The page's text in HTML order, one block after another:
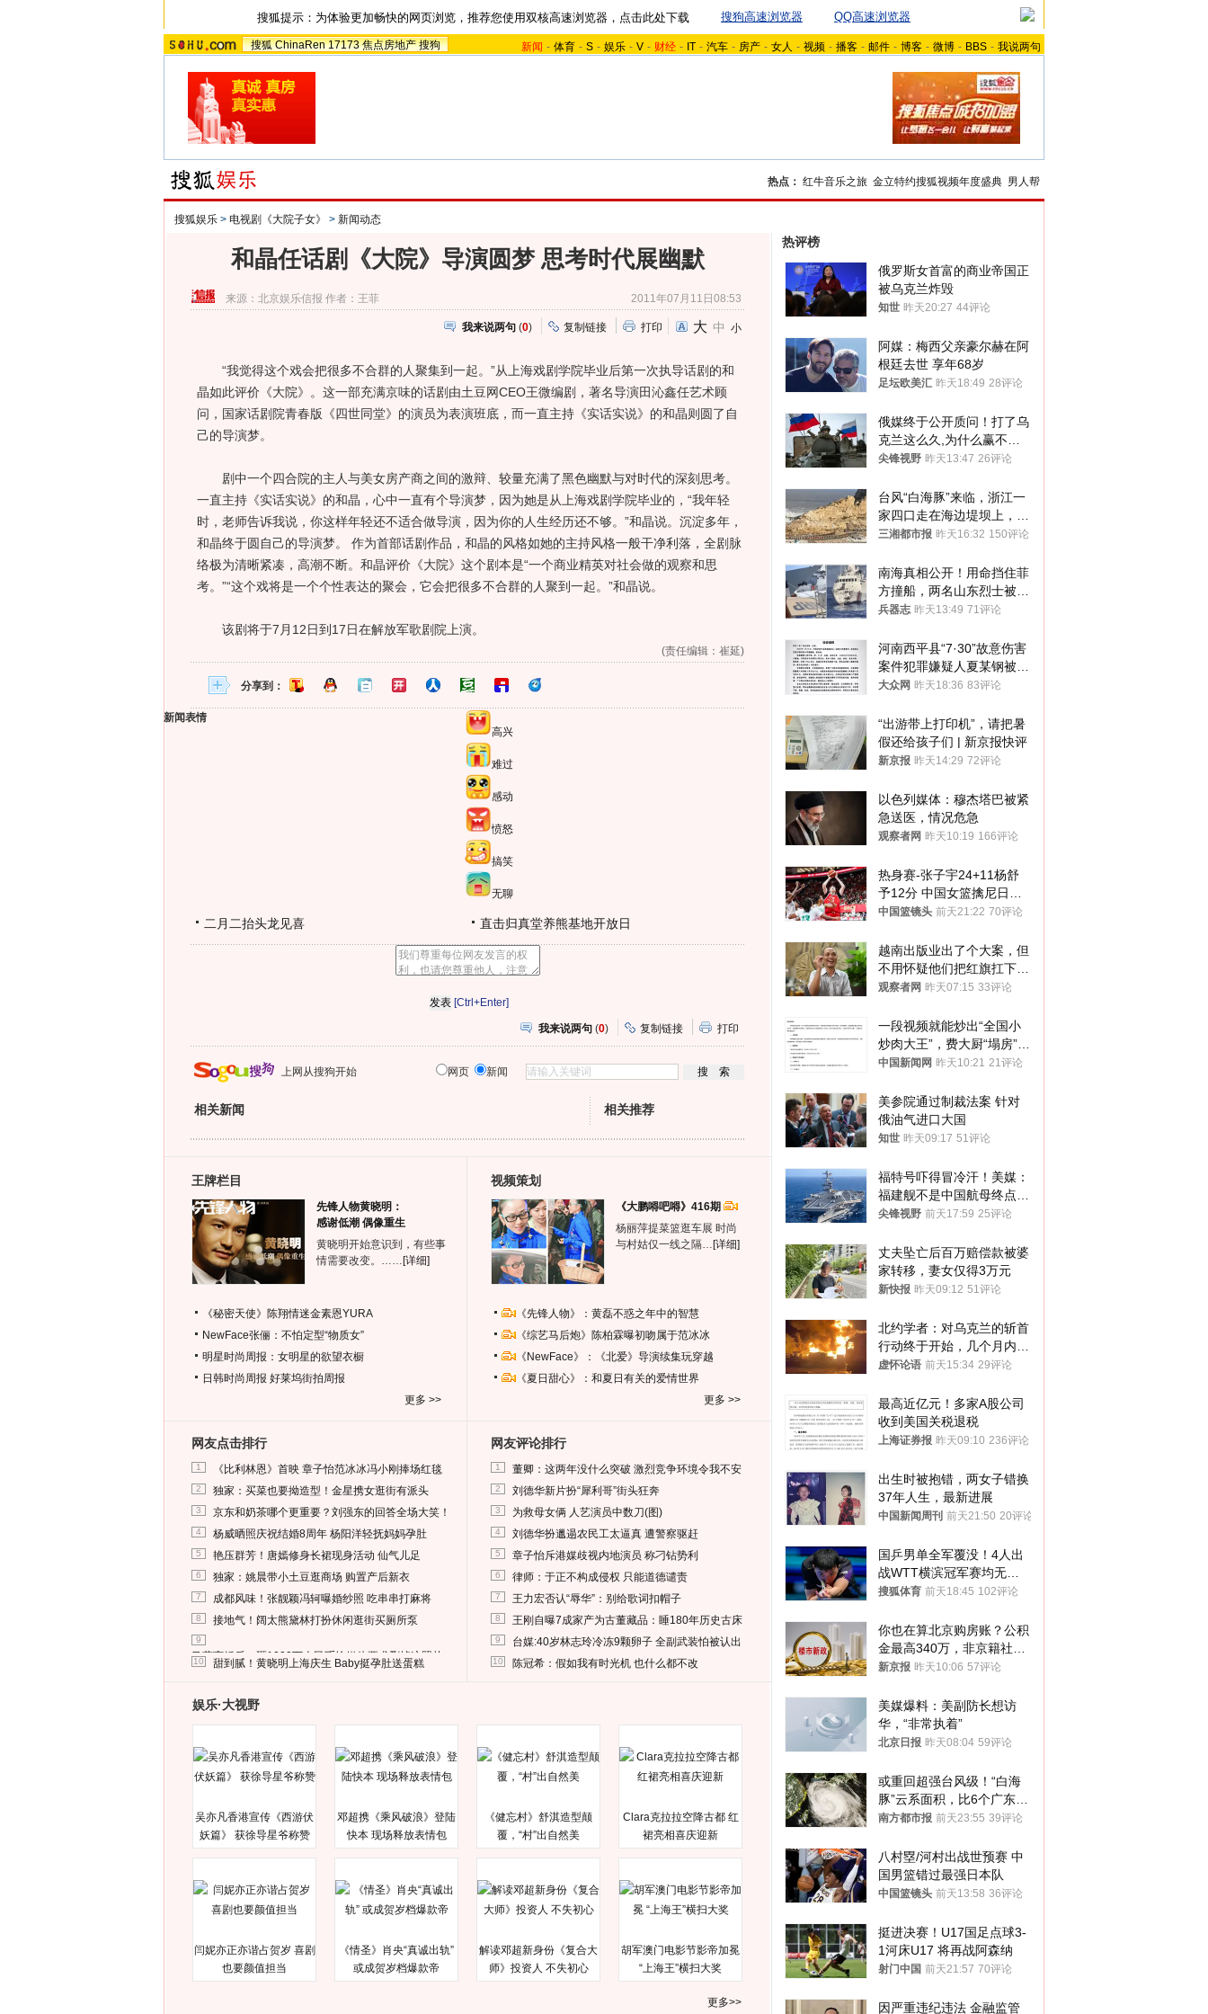
搜狐提示：为体验更加畅快的网页浏览，推荐您使用双核高速浏览器，点击此处下载 搜狗高速浏览器 QQ高速浏览器
搜狐 ChinaRen 17173 焦点房地产 搜狗 新闻 - 体育 - S - 娱乐 - V - 财经 - IT - 汽车 - 房产 - 女人 - 视频 - 播客 - 邮件 - 博客 - 微博 - BBS - 我说两句
热点： 红牛音乐之旅 金立特约搜狐视频年度盛典 男人帮
搜狐娱乐 > 电视剧《大院子女》 > 新闻动态
和晶任话剧《大院》导演圆梦 思考时代展幽默
来源： 北京娱乐信报 作者：王菲 2011年07月11日08:53
我来说两句 (0) 复制链接 打印 大 中 小
“我觉得这个戏会把很多不合群的人聚集到一起。”从上海戏剧学院毕业后第一次执导话剧的和
晶如此评价《大院》。这一部充满京味的话剧由土豆网CEO王微编剧，著名导演田沁鑫任艺术顾
问，国家话剧院青春版《四世同堂》的演员为表演班底，而一直主持《实话实说》的和晶则圆了自
己的导演梦。
剧中一个四合院的主人与美女房产商之间的激辩、较量充满了黑色幽默与对时代的深刻思考。
一直主持《实话实说》的和晶，心中一直有个导演梦，因为她是从上海戏剧学院毕业的，“我年轻
时，老师告诉我说，你这样年轻还不适合做导演，因为你的人生经历还不够。”和晶说。沉淀多年，
和晶终于圆自己的导演梦。 作为首部话剧作品，和晶的风格如她的主持风格一般干净利落，全剧脉
络极为清晰紧凑，高潮不断。和晶评价《大院》这个剧本是“一个商业精英对社会做的观察和思
考。”“这个戏将是一个个性表达的聚会，它会把很多不合群的人聚到一起。”和晶说。
该剧将于7月12日到17日在解放军歌剧院上演。
(责任编辑：崔延)
分享到：
新闻表情
高兴
难过
感动
愤怒
搞笑
无聊
二月二抬头龙见喜 直击归真堂养熊基地开放日
[Ctrl+Enter]
我来说两句 (0) 复制链接 打印
上网从搜狗开始 网页 新闻
相关新闻 相关推荐
王牌栏目
先锋人物黄晓明：
感谢低潮 偶像重生
黄晓明开始意识到，有些事
情需要改变。…… [详细]
《秘密天使》陈翔情迷金素恩YURA
NewFace张俪：不怕定型“物质女”
明星时尚周报：女明星的欲望衣橱
日韩时尚周报 好莱坞街拍周报
更多 >>
视频策划
《大鹏嘚吧嘚》416期
杨丽萍提菜篮逛车展 时尚
与村姑仅一线之隔… [详细]
《先锋人物》：黄磊不惑之年中的智慧
《综艺马后炮》陈柏霖曝初吻属于范冰冰
《NewFace》：《北爱》导演续集玩穿越
《夏日甜心》：和夏日有关的爱情世界
更多 >>
网友点击排行
1 《比利林恩》首映 章子怡范冰冰冯小刚捧场红毯
2 独家：买菜也要拗造型！金星携女逛街有派头
3 京东和奶茶哪个更重要？刘强东的回答全场大笑！
4 杨威晒照庆祝结婚8周年 杨阳洋轻抚妈妈孕肚
5 艳压群芳！唐嫣修身长裙现身活动 仙气儿足
6 独家：姚晨带小土豆逛商场 购置产后新衣
7 成都风味！张靓颖冯轲曝婚纱照 吃串串打麻将
8 接地气！阔太熊黛林打扮休闲逛街买厕所泵
9
马蓉离婚后，砸1000万人民币给媒体要求删掉这照片
10 甜到腻！黄晓明上海庆生 Baby挺孕肚送蛋糕
网友评论排行
1 董卿：这两年没什么突破 激烈竞争环境令我不安
2 刘德华新片扮“犀利哥”街头狂奔
3 为救母女俩 人艺演员中数刀(图)
4 刘德华扮邋遢农民工太逼真 遭警察驱赶
5 章子怡斥港媒歧视内地演员 称刁钻势利
6 律师：于正不构成侵权 只能道德谴责
7 王力宏否认“辱华”：别给歌词扣帽子
8 王刚自曝7成家产为古董藏品：睡180年历史古床
9 台媒:40岁林志玲冷冻9颗卵子 全副武装怕被认出
10 陈冠希：假如我有时光机 也什么都不改
娱乐·大视野
吴亦凡香港宣传《西游伏
妖篇》 获徐导星爷称赞
邓超携《乘风破浪》登陆
快本 现场释放表情包
《健忘村》舒淇造型颠
覆，“村”出自然美
Clara克拉拉空降古都 红
裙亮相喜庆迎新
闫妮亦正亦谐占贺岁 喜剧
也要颜值担当
《情圣》肖央“真诚出轨”
或成贺岁档爆款帝
解读邓超新身份《复合大
师》投资人 不失初心
胡军澳门电影节影帝加冕
“上海王”横扫大奖
更多>>
热评榜
俄罗斯女首富的商业帝国正
被乌克兰炸毁
知世 昨天20:27 44评论
阿媒：梅西父亲豪尔赫在阿
根廷去世 享年68岁
足坛欧美汇 昨天18:49 28评论
俄媒终于公开质问！打了乌
克兰这么久,为什么赢不了?
答案令人沉默
尖锋视野 昨天13:47 26评论
台风“白海豚”来临，浙江一
家四口走在海边堤坝上，其
中9岁男孩被巨浪卷入海
三湘都市报 昨天16:32 150评论
南海真相公开！用命挡住菲
方撞船，两名山东烈士被授
武警最高荣誉
兵器志 昨天13:49 71评论
河南西平县“7·30”故意伤害
案件犯罪嫌疑人夏某钢被抓
获
大众网 昨天18:36 83评论
“出游带上打印机”，请把暑
假还给孩子们 | 新京报快评
新京报 昨天14:29 72评论
以色列媒体：穆杰塔巴被紧
急送医，情况危急
观察者网 昨天10:19 166评论
热身赛-张子宇24+11杨舒
予12分 中国女篮擒尼日利
亚
中国篮镜头 前天21:22 70评论
越南出版业出了个大案，但
不用怀疑他们把红旗扛下去
的决心
观察者网 昨天07:15 33评论
一段视频就能炒出“全国小
炒肉大王”，费大厨“塌房”了
吗？
中国新闻网 昨天10:21 21评论
美参院通过制裁法案 针对
俄油气进口大国
知世 昨天09:17 51评论
福特号吓得冒冷汗！美媒：
福建舰不是中国航母终点，
而是新起点！
尖锋视野 前天17:59 25评论
丈夫坠亡后百万赔偿款被婆
家转移，妻女仅得3万元
新快报 昨天09:12 51评论
北约学者：对乌克兰的斩首
行动终于开始，几个月内乌
将投降
虚怀论语 前天15:34 29评论
最高近亿元！多家A股公司
收到美国关税退税
上海证券报 昨天09:10 236评论
出生时被抱错，两女子错换
37年人生，最新进展
中国新闻周刊 前天21:50 20评论
国乒男单全军覆没！4人出
战WTT横滨冠军赛均无缘
八强
搜狐体育 前天18:45 102评论
你也在算北京购房账？公积
金最高340万，非京籍社保
1年
新京报 昨天10:06 57评论
美媒爆料：美副防长想访
华，“非常执着”
北京日报 昨天08:04 59评论
或重回超强台风级！“白海
豚”云系面积，比6个广东还
大！深圳官方：注意这件事
南方都市报 前天23:55 39评论
八村塁/河村出战世预赛 中
国男篮错过最强日本队
中国篮镜头 前天13:58 36评论
挺进决赛！U17国足点球3-
1河床U17 将再战阿森纳
射门中国 前天21:57 70评论
因严重违纪违法 金融监管